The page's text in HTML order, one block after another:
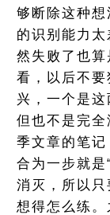
够断除这种
的识别能力
然失败了也
看，以后不
兴，一个是
但也不是完
季文章的笔
合为一步就是
消灭，所以只
想得怎么练